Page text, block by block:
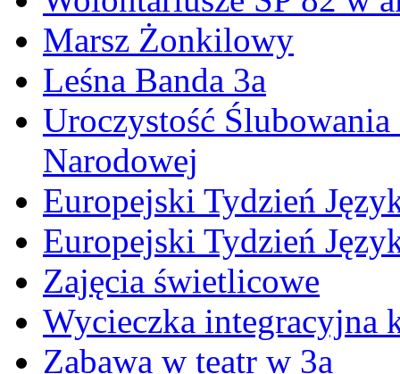
Marsz Żonkilowy
Leśna Banda 3a
Uroczystość
Narodowej
Europejski Tydzień
Europejski Tydzień
Zajęcia świetlicowe
Wycieczka integracyjna
Zabawa w teatr w 3a